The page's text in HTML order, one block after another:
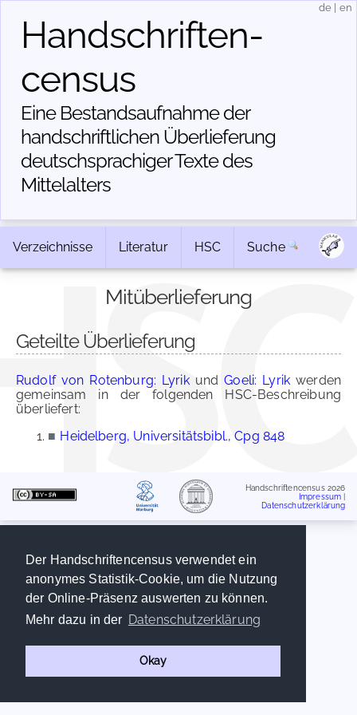
Der Handschriftencensus verwendet ein
anonymes Statistik-Cookie, um die Nutzung
der Online-Präsenz auswerten zu können.
Mehr dazu in der Datenschutzerklärung
Okay
Handschriften­
census
Eine Bestandsaufnahme der
handschriftlichen Über­lieferung
deutschsprachiger Texte des
Mittelalters
de en
Verzeichnisse Literatur HSC Suche
Mitüberlieferung
Geteilte Überlieferung
Rudolf von Rotenburg: LyrikundGoeli: Lyrik werden
gemeinsam in der folgenden HSC-Beschreibung
überliefert:
■ Heidelberg, Universitätsbibl., Cpg 848
Handschriftencensus 2026
Impressum
Datenschutzerklärung